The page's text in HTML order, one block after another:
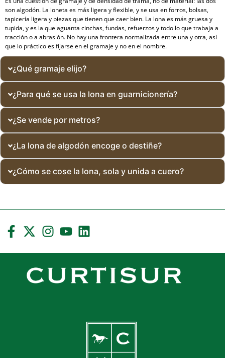
son algodón. La loneta es más ligera y flexible, y se usa en forros, bolsas,
tapicería ligera y piezas que tienen que caer bien. La lona es más gruesa y
tupida, y es la que aguanta cinchas, fundas, refuerzos y todo lo que trabaja a
tracción o a abrasión. No hay una frontera normalizada entre una y otra, así
que lo práctico es fijarse en el gramaje y no en el nombre.
¿Qué gramaje elijo?
¿Para qué se usa la lona en guarnicionería?
¿Se vende por metros?
¿La lona de algodón encoge o destiñe?
¿Cómo se cose la lona, sola y unida a cuero?